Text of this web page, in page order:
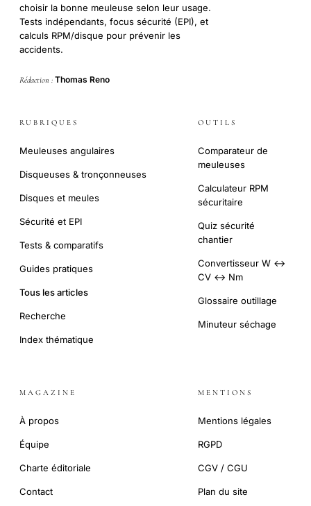
choisir la bonne meuleuse selon leur usage.
Tests indépendants, focus sécurité (EPI), et
calculs RPM/disque pour prévenir les
accidents.
Rédaction : Thomas Reno
RUBRIQUES
Meuleuses angulaires
Disqueuses & tronçonneuses
Disques et meules
Sécurité et EPI
Tests & comparatifs
Guides pratiques
Tous les articles
Recherche
Index thématique
OUTILS
Comparateur de
meuleuses
Calculateur RPM
sécuritaire
Quiz sécurité
chantier
Convertisseur W ↔
CV ↔ Nm
Glossaire outillage
Minuteur séchage
MAGAZINE
À propos
Équipe
Charte éditoriale
Contact
MENTIONS
Mentions légales
RGPD
CGV / CGU
Plan du site